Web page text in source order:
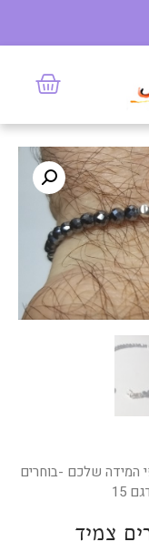
המידה שלכם -בוחרים
15
צמיד